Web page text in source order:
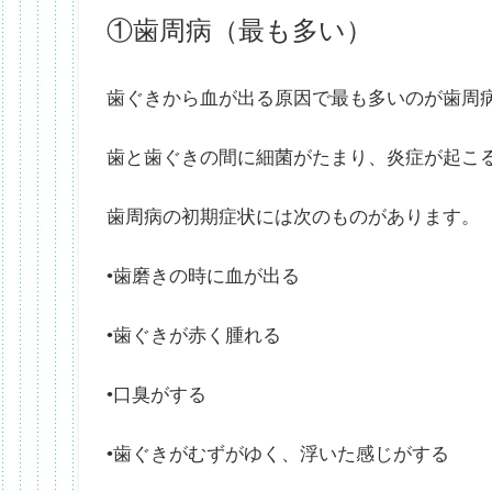
①歯周病（最も多い）
歯ぐきから血が出る原因で最も多いのが歯周
歯と歯ぐきの間に細菌がたまり、炎症が起こ
歯周病の初期症状には次のものがあります。
•歯磨きの時に血が出る
•歯ぐきが赤く腫れる
•口臭がする
•歯ぐきがむずがゆく、浮いた感じがする